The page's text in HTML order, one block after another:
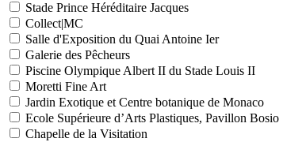
Stade Prince Héréditaire Jacques
Collect|MC
Salle d'Exposition du Quai Antoine Ier
Galerie des Pêcheurs
Piscine Olympique Albert II du Stade Louis II
Moretti Fine Art
Jardin Exotique et Centre botanique de Monaco
Ecole Supérieure d’Arts Plastiques, Pavillon Bosio
Chapelle de la Visitation